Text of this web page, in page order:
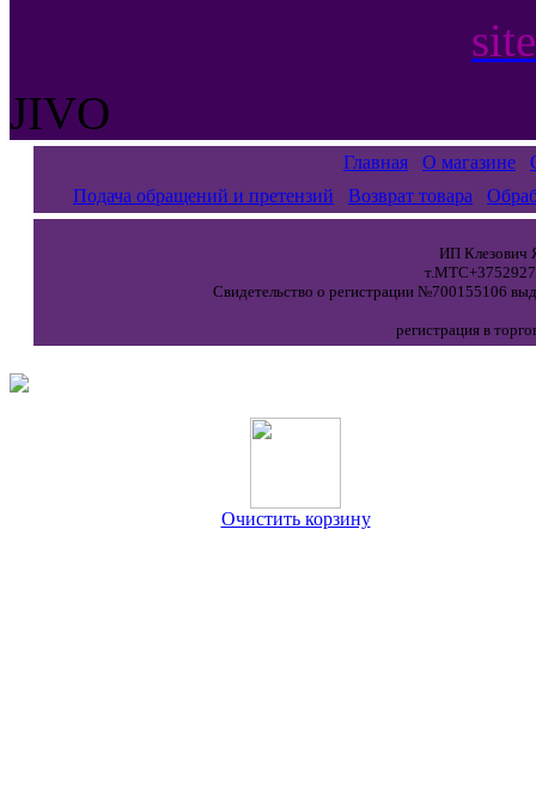
JIVO
Главная О магазине
Подача обращений и претензий
Возврат товара
ИП Клезович
Свидетельство о регистрации №700155106
регистрация в
Очистить корзину